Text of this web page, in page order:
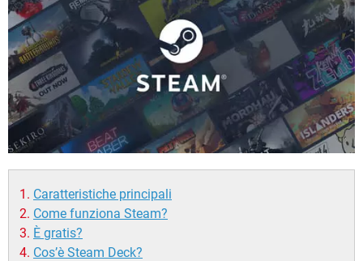
Caratteristiche principali
Come funziona Steam?
È gratis?
Cos’è Steam Deck?